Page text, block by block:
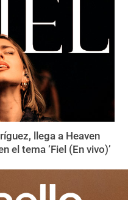
llega a Heaven
el tema ‘Fiel (En vivo)’